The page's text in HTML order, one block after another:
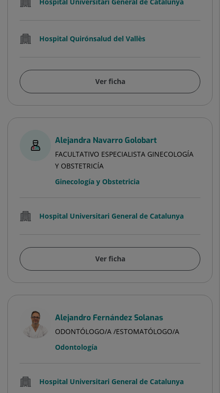
Hospital Quirónsalud del Vallès
Ver ficha
Alejandra Navarro Golobart
FACULTATIVO ESPECIALISTA GINECOLOGÍA
Y OBSTETRICÍA
Ginecología y Obstetricia
Hospital Universitari General de Catalunya
Ver ficha
Alejandro Fernández Solanas
ODONTÓLOGO/A /ESTOMATÓLOGO/A
Odontología
Hospital Universitari General de Catalunya